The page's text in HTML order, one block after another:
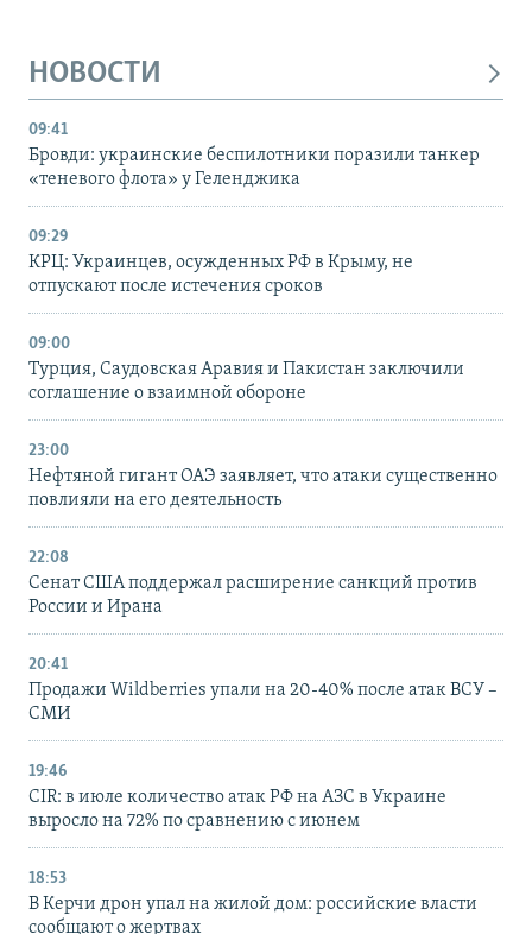
НОВОСТИ
09:41
Бровди: украинские беспилотники поразили танкер
«теневого флота» у Геленджика
09:29
КРЦ: Украинцев, осужденных РФ в Крыму, не
отпускают после истечения сроков
09:00
Турция, Саудовская Аравия и Пакистан заключили
соглашение о взаимной обороне
23:00
Нефтяной гигант ОАЭ заявляет, что атаки существенно
повлияли на его деятельность
22:08
Сенат США поддержал расширение санкций против
России и Ирана
20:41
Продажи Wildberries упали на 20-40% после атак ВСУ –
СМИ
19:46
CIR: в июле количество атак РФ на АЗС в Украине
выросло на 72% по сравнению с июнем
18:53
В Керчи дрон упал на жилой дом: российские власти
сообщают о жертвах